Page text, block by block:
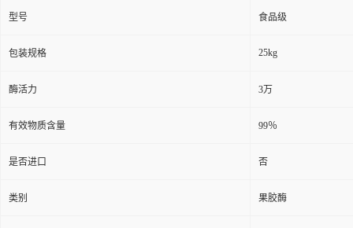
型号 食品级
包装规格 25kg
酶活力 3万
有效物质含量 99％
是否进口 否
类别 果胶酶